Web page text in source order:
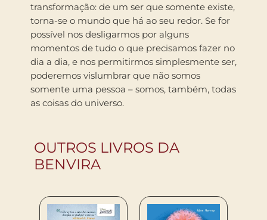
transformação: de um ser que somente existe,
torna-se o mundo que há ao seu redor. Se for
possível nos desligarmos por alguns
momentos de tudo o que precisamos fazer no
dia a dia, e nos permitirmos simplesmente ser,
poderemos vislumbrar que não somos
somente uma pessoa – somos, também, todas
as coisas do universo.
OUTROS LIVROS DA
BENVIRA